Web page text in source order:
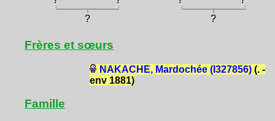
?
?
Frères et sœurs
NAKACHE, Mardochée (I327856)(. -
env 1881)
Famille